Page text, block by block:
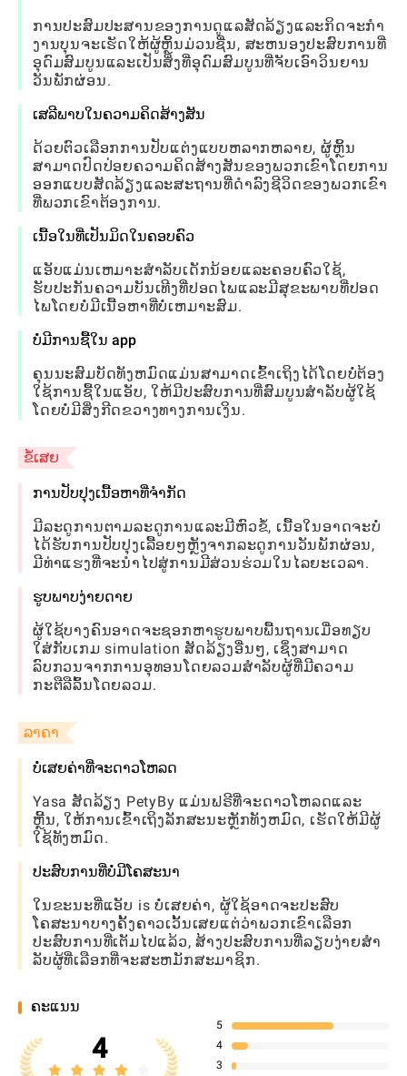
ການປະສົມປະສານຂອງການດູແລສັດລ້ຽງແລະກິດຈະກໍາ
ງານບຸນຈະເຮັດໃຫ້ຜູ້ຫຼິ້ນມ່ວນຊື່ນ, ສະຫນອງປະສົບການທີ່
ອຸດົມສົມບູນແລະເປັນສິ່ງທີ່ອຸດົມສົມບູນທີ່ຈັບເອົາວິນຍານ
ວັນພັກຜ່ອນ.
ເສລີພາບໃນຄວາມຄິດສ້າງສັນ
ດ້ວຍຕົວເລືອກການປັບແຕ່ງແບບຫລາກຫລາຍ, ຜູ້ຫຼິ້ນ
ສາມາດປົດປ່ອຍຄວາມຄິດສ້າງສັນຂອງພວກເຂົາໂດຍການ
ອອກແບບສັດລ້ຽງແລະສະຖານທີ່ດໍາລົງຊີວິດຂອງພວກເຂົາ
ທີ່ພວກເຂົາຕ້ອງການ.
ເນື້ອໃນທີ່ເປັນມິດໃນຄອບຄົວ
ແອັບແມ່ນເຫມາະສໍາລັບເດັກນ້ອຍແລະຄອບຄົວໃຊ້,
ຮັບປະກັນຄວາມບັນເທີງທີ່ປອດໄພແລະມີສຸຂະພາບທີ່ປອດ
ໄພໂດຍບໍ່ມີເນື້ອຫາທີ່ບໍ່ເຫມາະສົມ.
ບໍ່ມີການຊື້ໃນ app
ຄຸນນະສົມບັດທັງຫມົດແມ່ນສາມາດເຂົ້າເຖິງໄດ້ໂດຍບໍ່ຕ້ອງ
ໃຊ້ການຊື້ໃນແອັບ, ໃຫ້ມີປະສົບການທີ່ສົມບູນສໍາລັບຜູ້ໃຊ້
ໂດຍບໍ່ມີສິ່ງກີດຂວາງທາງການເງິນ.
ຂໍ້ເສຍ
ການປັບປຸງເນື້ອຫາທີ່ຈໍາກັດ
ມີລະດູການຕາມລະດູການແລະມີຫົວຂໍ້, ເນື້ອໃນອາດຈະບໍ່
ໄດ້ຮັບການປັບປຸງເລື້ອຍໆຫຼັງຈາກລະດູການວັນພັກຜ່ອນ,
ມີທ່າແຮງທີ່ຈະນໍາໄປສູ່ການມີສ່ວນຮ່ວມໃນໄລຍະເວລາ.
ຮູບພາບງ່າຍດາຍ
ຜູ້ໃຊ້ບາງຄົນອາດຈະຊອກຫາຮູບພາບພື້ນຖານເມື່ອທຽບ
ໃສ່ກັບເກມ simulation ສັດລ້ຽງອື່ນໆ, ເຊິ່ງສາມາດ
ລົບກວນຈາກການອຸທອນໂດຍລວມສໍາລັບຜູ້ທີ່ມີຄວາມ
ກະຕືລືລົ້ນໂດຍລວມ.
ລາຄາ
ບໍ່ເສຍຄ່າທີ່ຈະດາວໂຫລດ
Yasa ສັດລ້ຽງ PetyBy ແມ່ນຟຣີທີ່ຈະດາວໂຫລດແລະ
ຫຼີ້ນ, ໃຫ້ການເຂົ້າເຖິງລັກສະນະຫຼັກທັງຫມົດ, ເຮັດໃຫ້ມີຜູ້
ໃຊ້ທັງຫມົດ.
ປະສົບການທີ່ບໍ່ມີໂຄສະນາ
ໃນຂະນະທີ່ແອັບ is ບໍ່ເສຍຄ່າ, ຜູ້ໃຊ້ອາດຈະປະສົບ
ໂຄສະນາບາງຄັ້ງຄາວເວັ້ນເສຍແຕ່ວ່າພວກເຂົາເລືອກ
ປະສົບການທີ່ເຕັມໄປແລ້ວ, ສ້າງປະສົບການທີ່ລຽບງ່າຍສໍາ
ລັບຜູ້ທີ່ເລືອກທີ່ຈະສະຫມັກສະມາຊິກ.
ຄະແນນ
4
5
4
3